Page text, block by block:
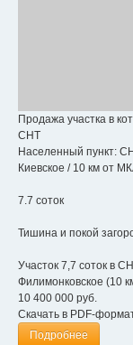
Продажа участка в
СНТ
Населенный пункт:
Киевское / 10 км от
7.7 соток
Тишина и покой
Участок 7,7 соток в
Филимонковское (10
10 400 000 руб.
Скачать в PDF-
Подробнее